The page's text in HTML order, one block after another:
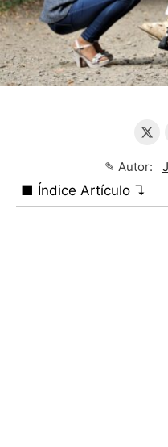
✎ Autor:
■ Índice Artículo ↴